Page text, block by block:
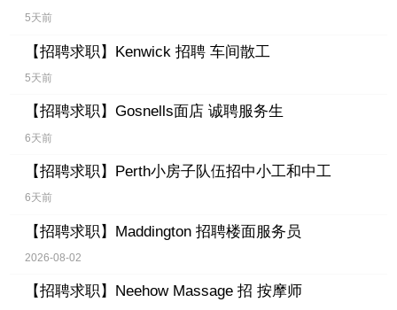
5天前
【招聘求职】 Kenwick 招聘 车间散工
5天前
【招聘求职】 Gosnells面店 诚聘服务生
6天前
【招聘求职】 Perth小房子队伍招中小工和中工
6天前
【招聘求职】 Maddington 招聘楼面服务员
2026-08-02
【招聘求职】 Neehow Massage 招 按摩师